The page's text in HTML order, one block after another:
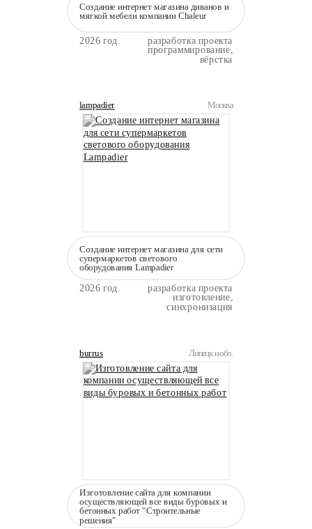
Создание интернет магазина диванов и
мягкой мебели компании Сhaleur
2026 год. разработка проекта
программирование,
вёрстка
lampadier Москва
Создание интернет магазина для сети
супермаркетов светового
оборудования Lampadier
2026 год. разработка проекта
изготовление,
синхронизация
burrus Липецк и обл.
Изготовление сайта для компании
осуществляющей все виды буровых и
бетонных работ "Строительные
решения"